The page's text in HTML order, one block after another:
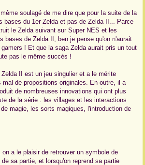
soulagé de me dire que pour la suite de la
bases du 1er Zelda et pas de Zelda II... Parce
le Zelda suivant sur Super NES et les
bases de Zelda II, ben je pense qu'on n'aurait
! Et que la saga Zelda aurait pris un tout
pas le même succès !
II est un jeu singulier et a le mérite
mal de propositions originales. En outre, il a
de nombreuses innovations qui ont plus
de la série : les villages et les interactions
magie, les sorts magiques, l'introduction de
a le plaisir de retrouver un symbole de
sa partie, et lorsqu'on reprend sa partie